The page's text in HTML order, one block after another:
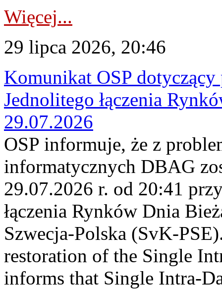
Więcej...
29 lipca 2026, 20:46
Komunikat OSP
Jednolitego łączenia
29.07.2026
OSP informuje, że z
informatycznych DBAG
29.07.2026 r. od 20:41
łączenia Rynków Dnia
Szwecja-Polska (SvK-
restoration of the Single
informs that Single Intra-